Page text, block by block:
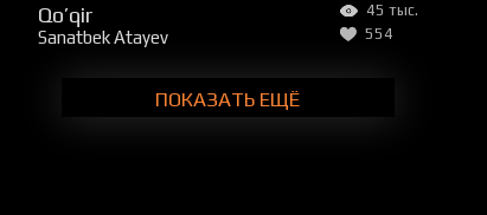
45 тыс.
554
Qo’qir
Sanatbek Atayev
ПОКАЗАТЬ ЕЩЁ